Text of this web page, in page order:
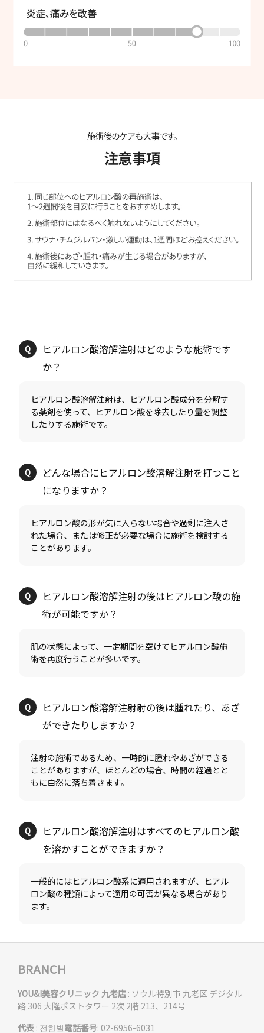
ヒアルロン酸溶解注射はどのような施術です
ヒアルロン酸溶解注射は、ヒアルロン酸成分を分解す
る薬剤を使って、ヒアルロン酸を除去したり量を調整
どんな場合にヒアルロン酸溶解注射を打つこと
ヒアルロン酸の形が気に入らない場合や過剰に注入さ
れた場合、または修正が必要な場合に施術を検討する
ヒアルロン酸溶解注射の後はヒアルロン酸の施
肌の状態によって、一定期間を空けてヒアルロン酸施
ヒアルロン酸溶解注射射の後は腫れたり、あざ
注射の施術であるため、一時的に腫れやあざができる
ことがありますが、ほとんどの場合、時間の経過とと
ヒアルロン酸溶解注射はすべてのヒアルロン酸
一般的にはヒアルロン酸系に適用されますが、ヒアル
ロン酸の種類によって適用の可否が異なる場合があり
BRANCH
YOU&I美容クリニック 九老店 : ソウル特別市 九老区 デジタル
路 306 大隆ポストタワー 2次 2階 213、214号
代表 : 전한별電話番号: 02-6956-6031